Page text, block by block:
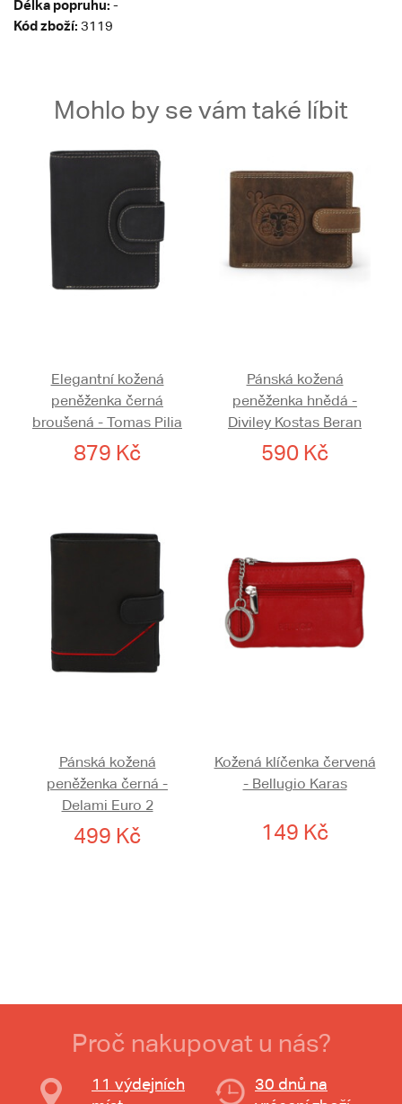
Délka popruhu: -
Kód zboží: 3119
Mohlo by se vám také líbit
Elegantní kožená
peněženka černá
broušená - Tomas Pilia
879 Kč
Pánská kožená
peněženka hnědá -
Diviley Kostas Beran
590 Kč
Pánská kožená
peněženka černá -
Delami Euro 2
499 Kč
Kožená klíčenka červená
- Bellugio Karas
149 Kč
Proč nakupovat u nás?
11 výdejních
30 dnů na